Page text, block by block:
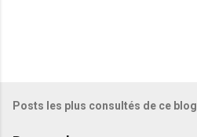
Posts les plus consultés de ce blog